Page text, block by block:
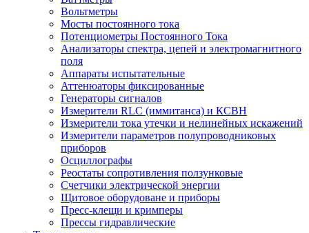
Вольтметры
Мосты постоянного тока
Потенциометры Постоянного Тока
Анализаторы спектра, цепей и электромагнитного
поля
Аппараты испытательные
Аттенюаторы фиксированные
Генераторы сигналов
Измерители RLC (иммитанса) и КСВН
Измерители тока утечки и нелинейных искажений
Измерители параметров полупроводниковых
приборов
Осциллографы
Реостаты сопротивления ползунковые
Счетчики электрической энергии
Щитовое оборудоване и приборы
Пресс-клещи и кримперы
Прессы гидравлические